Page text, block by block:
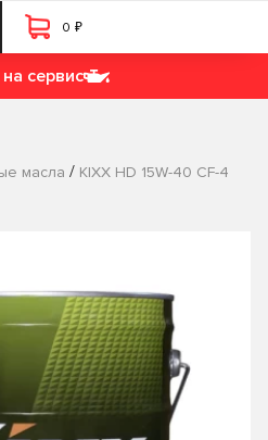
0 ₽
сервис
масла / KIXX HD 15W-40 CF-4